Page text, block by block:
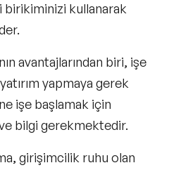
birikiminizi kullanarak
avantajlarından biri, işe
yapmaya gerek
işe başlamak için
bilgi gerekmektedir.
girişimcilik ruhu olan